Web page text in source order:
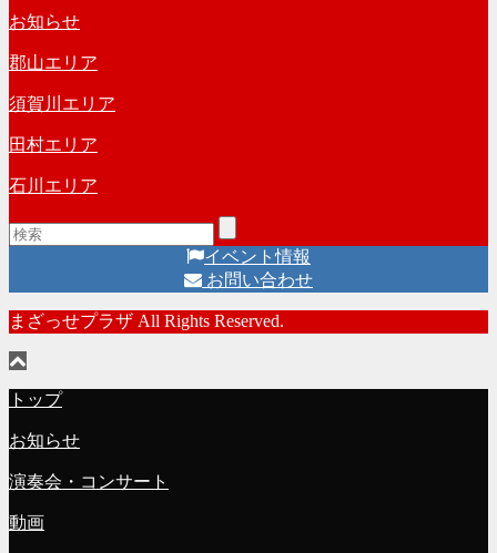
イ
ブ
お知らせ
郡山エリア
須賀川エリア
田村エリア
石川エリア
イベント情報
お問い合わせ
まざっせプラザ All Rights Reserved.
トップ
お知らせ
演奏会・コンサート
動画